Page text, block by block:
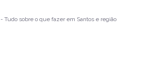
- Tudo sobre o que fazer em Santos e região